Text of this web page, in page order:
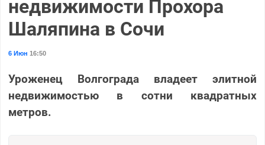
недвижимости Прохора
Шаляпина в Сочи
6 Июн 16:50
Уроженец Волгограда владеет элитной
недвижимостью в сотни квадратных
метров.